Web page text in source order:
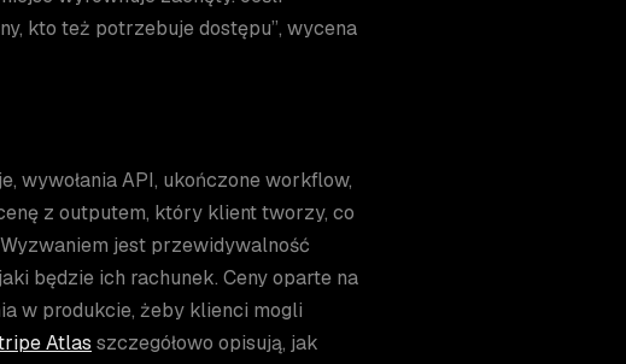
kto też potrzebuje dostępu”, wycena
wywołania API, ukończone workflow,
z outputem, który klient tworzy, co
jest przewidywalność
będzie ich rachunek. Ceny oparte na
w produkcie, żeby klienci mogli
Atlas szczegółowo opisują, jak